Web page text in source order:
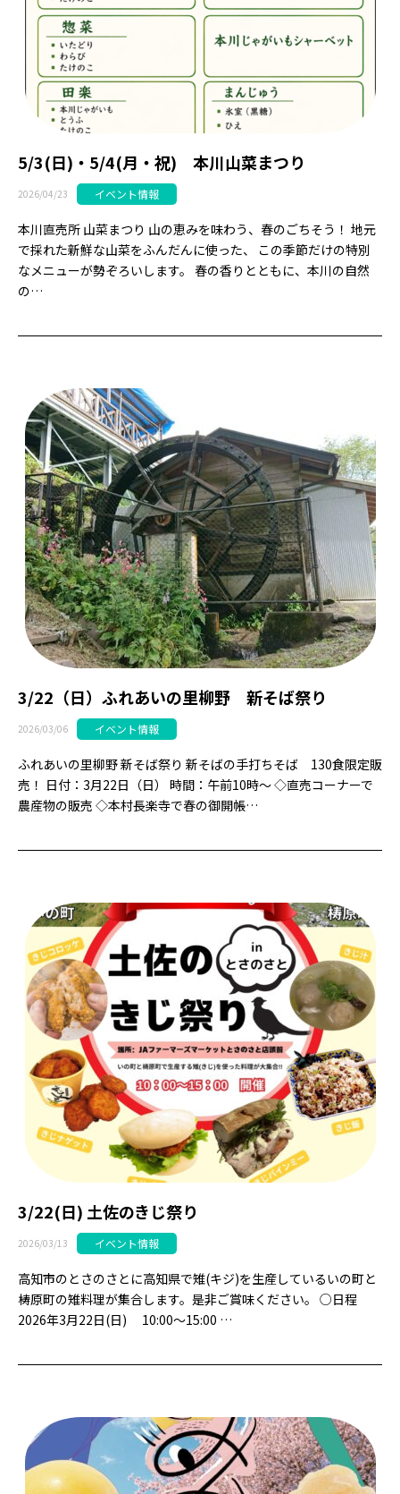
5/3(日)・5/4(月・祝) 本川山菜まつり
2026/04/23 イベント情報
本川直売所 山菜まつり 山の恵みを味わう、春のごちそう！ 地元
で採れた新鮮な山菜をふんだんに使った、 この季節だけの特別
なメニューが勢ぞろいします。 春の香りとともに、本川の自然
の…
3/22（日）ふれあいの里柳野 新そば祭り
2026/03/06 イベント情報
ふれあいの里柳野 新そば祭り 新そばの手打ちそば 130食限定販
売！ 日付：3月22日（日） 時間：午前10時～ ◇直売コーナーで
農産物の販売 ◇本村長楽寺で春の御開帳…
3/22(日) 土佐のきじ祭り
2026/03/13 イベント情報
高知市のとさのさとに高知県で雉(キジ)を生産しているいの町と
梼原町の雉料理が集合します。是非ご賞味ください。 ○日程
2026年3月22日(日) 10:00～15:00 …